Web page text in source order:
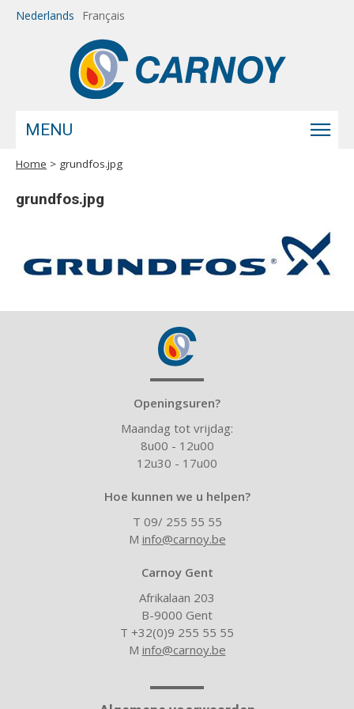
Overslaan en naar de inhoud gaan
Nederlands Français
MENU
U bent hier
Home > grundfos.jpg
grundfos.jpg
Openingsuren?
Maandag tot vrijdag:
8u00 - 12u00
12u30 - 17u00
Hoe kunnen we u helpen?
T 09/ 255 55 55
M info@carnoy.be
Carnoy Gent
Afrikalaan 203
B-9000 Gent
T +32(0)9 255 55 55
M info@carnoy.be